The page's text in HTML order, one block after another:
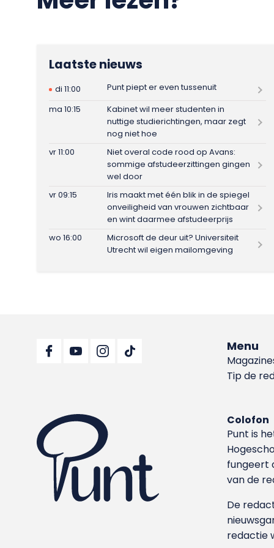
Laatste nieuws
di 11:00
Punt piept er even tussenuit
ma 10:15
Kabinet wil meer studenten in
nuttige studierichtingen, maar zegt
nog niet hoe
vr 11:00
Niet overal code rood op Avans:
sommige afstudeerzittingen gingen
wel door
vr 09:15
Iris maakt met één blik in de spiegel
onveiligheid van vrouwen zichtbaar
en wint daarmee afstudeerprijs
wo 16:00
Microsoft de deur uit? Universiteit
Utrecht wil eigen mailomgeving
Menu
Tip de
Colofon
Punt is
fungeert
van de
De
redactie